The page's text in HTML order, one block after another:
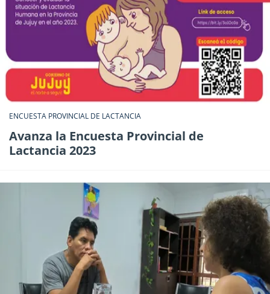
ENCUESTA PROVINCIAL DE LACTANCIA
Avanza la Encuesta Provincial de
Lactancia 2023